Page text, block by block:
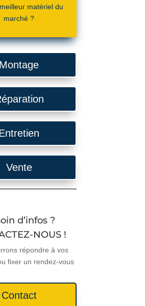
matériel du
marché ?
Montage
Vente
d’infos ?
NOUS !
répondre à vos
fixer un rendez-vous
Contact